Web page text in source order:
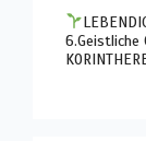
6.Geistliche